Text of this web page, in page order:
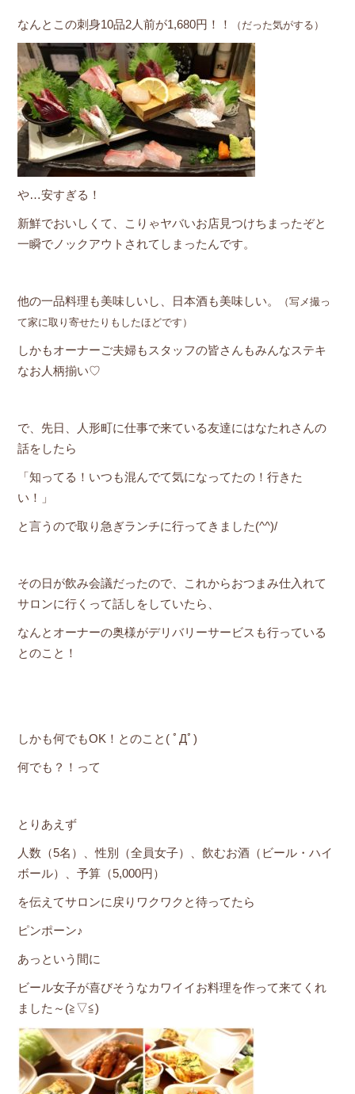
なんとこの刺身10品2人前が1,680円！！ （だった気がする）
や…安すぎる！
新鮮でおいしくて、こりゃヤバいお店見つけちまったぞと
一瞬でノックアウトされてしまったんです。
他の一品料理も美味しいし、日本酒も美味しい。
（写メ撮っ
て家に取り寄せたりもしたほどです）
しかもオーナーご夫婦もスタッフの皆さんもみんなステキ
なお人柄揃い♡
で、先日、人形町に仕事で来ている友達にはなたれさんの
話をしたら
「知ってる！いつも混んでて気になってたの！行きた
い！」
と言うので取り急ぎランチに行ってきました(^^)/
その日が飲み会議だったので、これからおつまみ仕入れて
サロンに行くって話しをしていたら、
なんとオーナーの奥様がデリバリーサービスも行っている
とのこと！
しかも何でもOK！とのこと( ﾟДﾟ)
何でも？！って
とりあえず
人数（5名）、性別（全員女子）、飲むお酒（ビール・ハイ
ボール）、予算（5,000円）
を伝えてサロンに戻りワクワクと待ってたら
ピンポーン♪
あっという間に
ビール女子が喜びそうなカワイイお料理を作って来てくれ
ました～(≧▽≦)